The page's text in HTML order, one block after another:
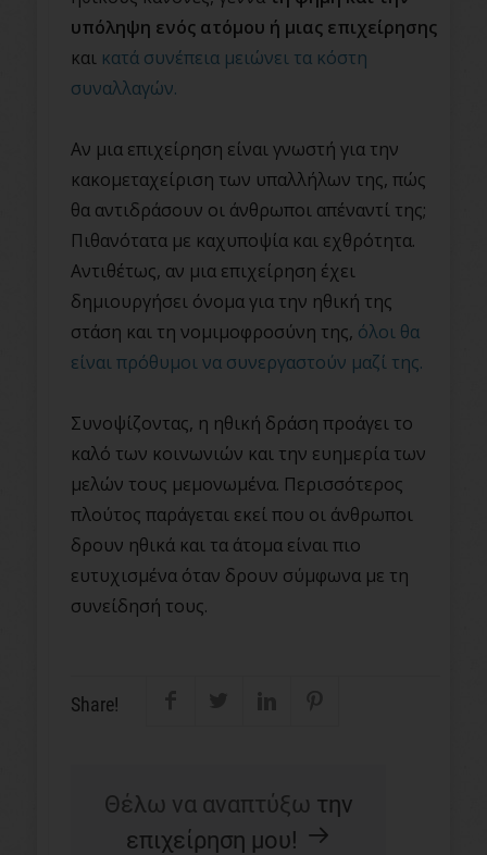
υπόληψη ενός ατόμου ή μιας επιχείρησης
και κατά συνέπεια μειώνει τα κόστη
συναλλαγών.
Αν μια επιχείρηση είναι γνωστή για την
κακομεταχείριση των υπαλλήλων της, πώς
θα αντιδράσουν οι άνθρωποι απέναντί της;
Πιθανότατα με καχυποψία και εχθρότητα.
Αντιθέτως, αν μια επιχείρηση έχει
δημιουργήσει όνομα για την ηθική της
στάση και τη νομιμοφροσύνη της, όλοι θα
είναι πρόθυμοι να συνεργαστούν μαζί της.
Συνοψίζοντας, η ηθική δράση προάγει το
καλό των κοινωνιών και την ευημερία των
μελών τους μεμονωμένα. Περισσότερος
πλούτος παράγεται εκεί που οι άνθρωποι
δρουν ηθικά και τα άτομα είναι πιο
ευτυχισμένα όταν δρουν σύμφωνα με τη
συνείδησή τους.
Share!
Θέλω να αναπτύξω την
επιχείρηση μου!